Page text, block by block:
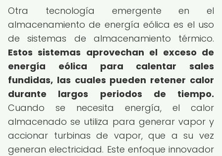
Otra tecnología emergente en el
almacenamiento de energía eólica es el uso
de sistemas de almacenamiento térmico.
Estos sistemas aprovechan el exceso de
energía eólica para calentar sales
fundidas, las cuales pueden retener calor
durante largos periodos de tiempo.
Cuando se necesita energía, el calor
almacenado se utiliza para generar vapor y
accionar turbinas de vapor, que a su vez
generan electricidad. Este enfoque innovador